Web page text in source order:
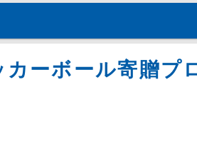
ーボール寄贈プ